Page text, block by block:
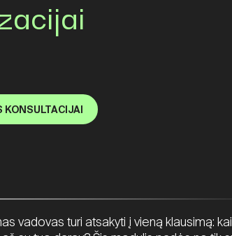
KONSULTACIJAI
vadovas turi atsakyti į vieną klausimą: